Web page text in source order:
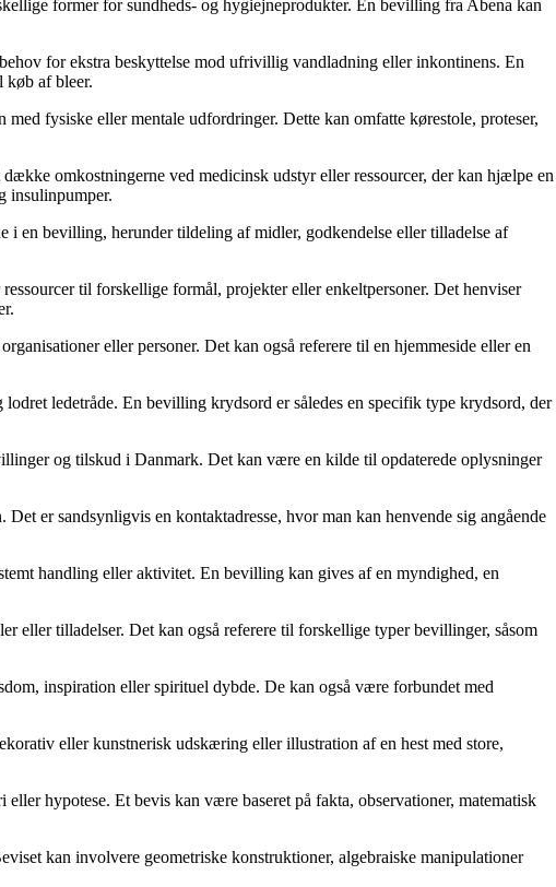
former for sundheds- og hygiejneprodukter. En bevilling fra Abena kan
for ekstra beskyttelse mod ufrivillig vandladning eller inkontinens. En
køb af bleer.
fysiske eller mentale udfordringer. Dette kan omfatte kørestole, proteser,
omkostningerne ved medicinsk udstyr eller ressourcer, der kan hjælpe en
insulinpumper.
en bevilling, herunder tildeling af midler, godkendelse eller tilladelse af
til forskellige formål, projekter eller enkeltpersoner. Det henviser
eller personer. Det kan også referere til en hjemmeside eller en
ledetråde. En bevilling krydsord er således en specifik type krydsord, der
og tilskud i Danmark. Det kan være en kilde til opdaterede oplysninger
er sandsynligvis en kontaktadresse, hvor man kan henvende sig angående
handling eller aktivitet. En bevilling kan gives af en myndighed, en
eller tilladelser. Det kan også referere til forskellige typer bevillinger, såsom
inspiration eller spirituel dybde. De kan også være forbundet med
eller kunstnerisk udskæring eller illustration af en hest med store,
hypotese. Et bevis kan være baseret på fakta, observationer, matematisk
kan involvere geometriske konstruktioner, algebraiske manipulationer